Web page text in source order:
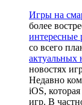
Игры на
более
интересные
со всего
актуальных
новостях
Недавно
iOS,
игр. В